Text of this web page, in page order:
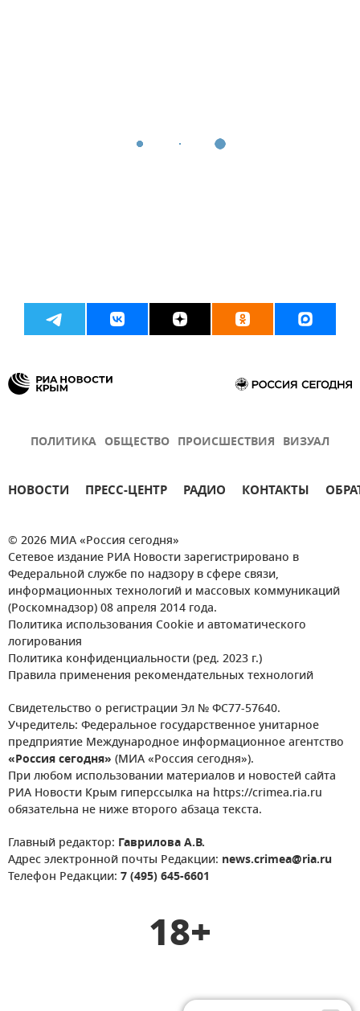
ПОЛИТИКА ОБЩЕСТВО ПРОИСШЕСТВИЯ ВИЗУАЛ
НОВОСТИ ПРЕСС-ЦЕНТР РАДИО КОНТАКТЫ
© 2026 МИА «Россия сегодня»
Сетевое издание РИА Новости зарегистрировано в
Федеральной службе по надзору в сфере связи,
информационных технологий и массовых коммуникаций
(Роскомнадзор) 08 апреля 2014 года.
Политика использования Cookie и автоматического
логирования
Политика конфиденциальности (ред. 2023 г.)
Правила применения рекомендательных технологий
Свидетельство о регистрации Эл № ФС77-57640.
Учредитель: Федеральное государственное унитарное
предприятие Международное информационное агентство
«Россия сегодня» (МИА «Россия сегодня»).
При любом использовании материалов и новостей сайта
РИА Новости Крым гиперссылка на https://crimea.ria.ru
обязательна не ниже второго абзаца текста.
Главный редактор: Гаврилова А.В.
Адрес электронной почты Редакции: news.crimea@ria.ru
Телефон Редакции: 7 (495) 645-6601
18+